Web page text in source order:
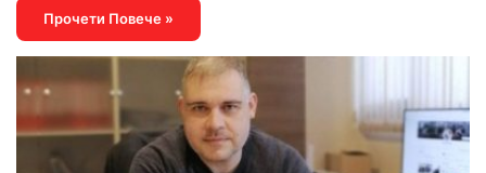
Прочети Повече »